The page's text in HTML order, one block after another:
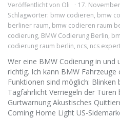
Veröffentlicht von Oli 17.
Schlagwörter: bmw codieren, bmw
berliner raum, bmw codieren raum
codierung, BMW Codierung Berlin,
codierung raum berlin, ncs, ncs
Wer eine BMW Codierung in und
richtig. Ich kann BMW Fahrzeuge
Funktionen sind möglich: Blinken
Tagfahrlicht Verriegeln der
Gurtwarnung Akustisches
Coming Home Light US-